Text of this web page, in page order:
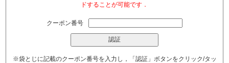
ドすることが可能です．
クーポン番号
※袋とじに記載のクーポン番号を入力し，「認証」ボタンをクリック/タッ